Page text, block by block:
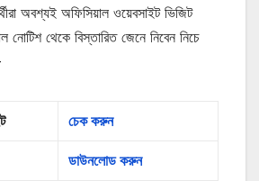
অবশ্যই অফিসিয়াল ওয়েবসাইট ভিজিট
নোটিশ থেকে বিস্তারিত জেনে নিবেন নিচে
চেক করুন
ডাউনলোড করুন